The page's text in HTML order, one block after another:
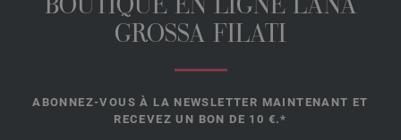
BOUTIQUE EN LIGNE LANA
GROSSA FILATI
ABONNEZ-VOUS À LA NEWSLETTER MAINTENANT ET
RECEVEZ UN BON DE 10 €.*